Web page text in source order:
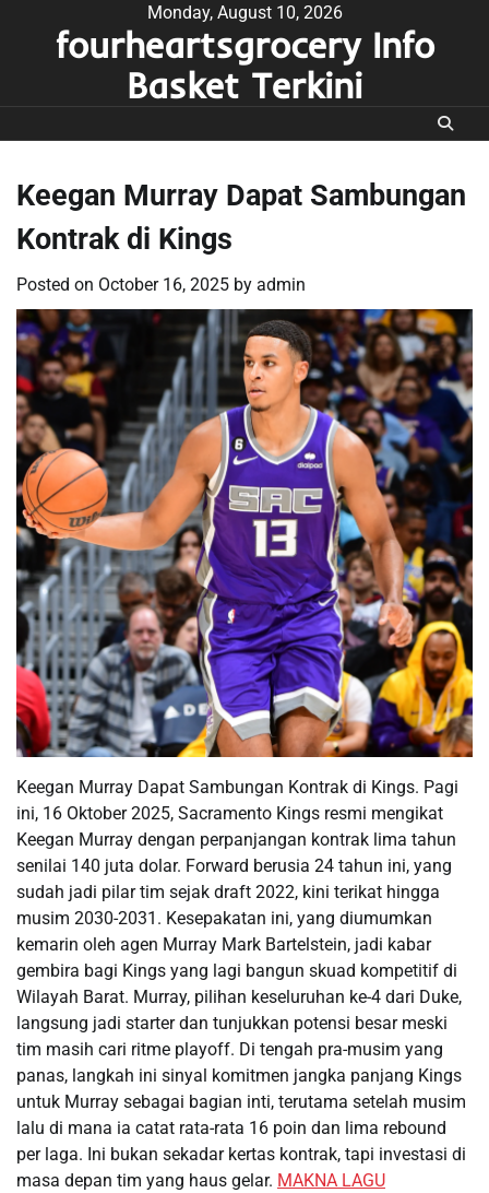
Monday, August 10, 2026
fourheartsgrocery Info
Basket Terkini
Keegan Murray Dapat Sambungan
Kontrak di Kings
Posted on October 16, 2025 by admin
Keegan Murray Dapat Sambungan Kontrak di Kings. Pagi
ini, 16 Oktober 2025, Sacramento Kings resmi mengikat
Keegan Murray dengan perpanjangan kontrak lima tahun
senilai 140 juta dolar. Forward berusia 24 tahun ini, yang
sudah jadi pilar tim sejak draft 2022, kini terikat hingga
musim 2030-2031. Kesepakatan ini, yang diumumkan
kemarin oleh agen Murray Mark Bartelstein, jadi kabar
gembira bagi Kings yang lagi bangun skuad kompetitif di
Wilayah Barat. Murray, pilihan keseluruhan ke-4 dari Duke,
langsung jadi starter dan tunjukkan potensi besar meski
tim masih cari ritme playoff. Di tengah pra-musim yang
panas, langkah ini sinyal komitmen jangka panjang Kings
untuk Murray sebagai bagian inti, terutama setelah musim
lalu di mana ia catat rata-rata 16 poin dan lima rebound
per laga. Ini bukan sekadar kertas kontrak, tapi investasi di
masa depan tim yang haus gelar. MAKNA LAGU